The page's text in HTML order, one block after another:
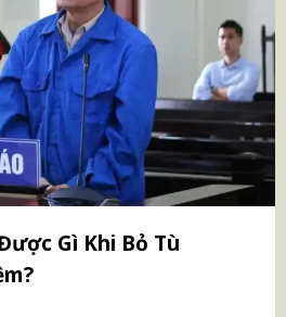
Gì Khi Bỏ Tù